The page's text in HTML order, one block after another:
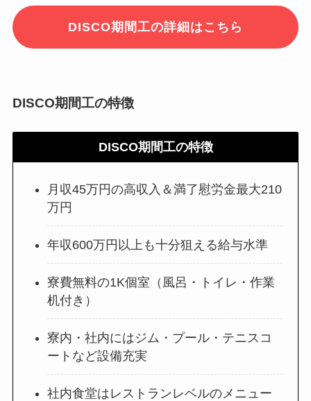
DISCO期間工の詳細はこちら
DISCO期間工の特徴
DISCO期間工の特徴
月収45万円の高収入＆満了慰労金最大210
万円
年収600万円以上も十分狙える給与水準
寮費無料の1K個室（風呂・トイレ・作業
机付き）
寮内・社内にはジム・プール・テニスコ
ートなど設備充実
社内食堂はレストランレベルのメニュー